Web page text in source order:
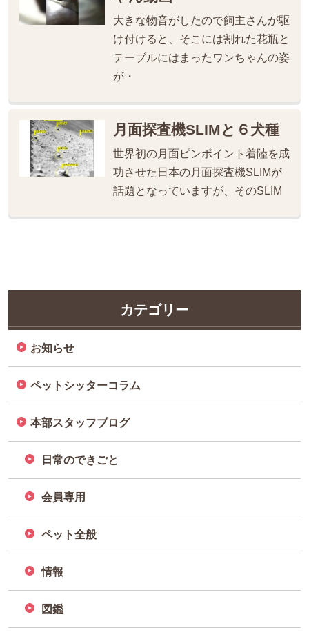
大きな物音がしたので飼主さんが駆
け付けると、そこには割れた花瓶と
テーブルにはまったワンちゃんの姿
が・
月面探査機SLIMと６犬種
世界初の月面ピンポイント着陸を成
功させた日本の月面探査機SLIMが
話題となっていますが、そのSLIM
カテゴリー
お知らせ
ペットシッターコラム
本部スタッフブログ
日常のできごと
会員専用
ペット全般
情報
図鑑